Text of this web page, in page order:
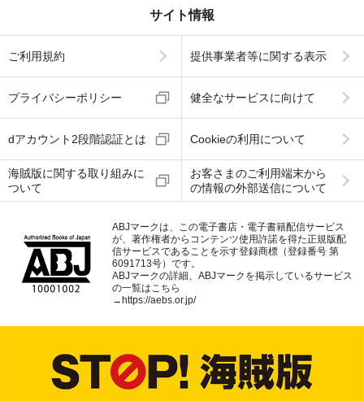
サイト情報
ご利用規約 提供事業者等に関する表示
プライバシーポリシー 健全なサービスに向けて
dアカウント2段階認証とは Cookieの利用について
海賊版に関する取り組みに
ついて
お客さまのご利用端末から
の情報の外部送信について
ABJマークは、この電子書店・電子書籍配信サービス
が、著作権者からコンテンツ使用許諾を得た正規版配
信サービスであることを示す登録商標（登録番号 第
6091713号）です。
ABJマークの詳細、ABJマークを掲示しているサービス
の一覧はこちら
→ https://aebs.or.jp/